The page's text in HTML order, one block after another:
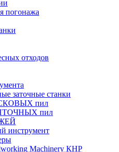
погонажа
отходов
заточные станки
пил
пил
инструмент
Machinery КНР